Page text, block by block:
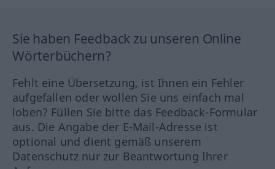
Sie haben Feedback zu unseren Online
Wörterbüchern?
Fehlt eine Übersetzung, ist Ihnen ein Fehler
aufgefallen oder wollen Sie uns einfach mal
loben? Füllen Sie bitte das Feedback-Formular
aus. Die Angabe der E-Mail-Adresse ist
optional und dient gemäß unserem
Datenschutz nur zur Beantwortung Ihrer